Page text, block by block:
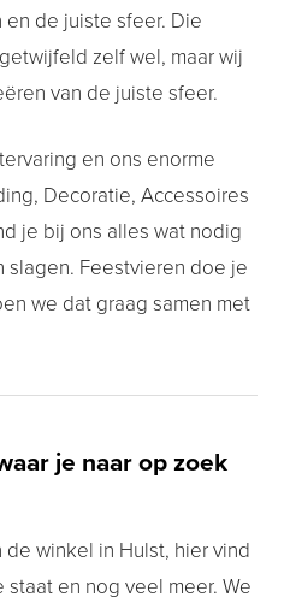
de juiste sfeer. Die
zelf wel, maar wij
van de juiste sfeer.
en ons enorme
Decoratie, Accessoires
je bij ons alles wat nodig
slagen. Feestvieren doe je
we dat graag samen met
je naar op zoek
winkel in Hulst, hier vind
en nog veel meer. We